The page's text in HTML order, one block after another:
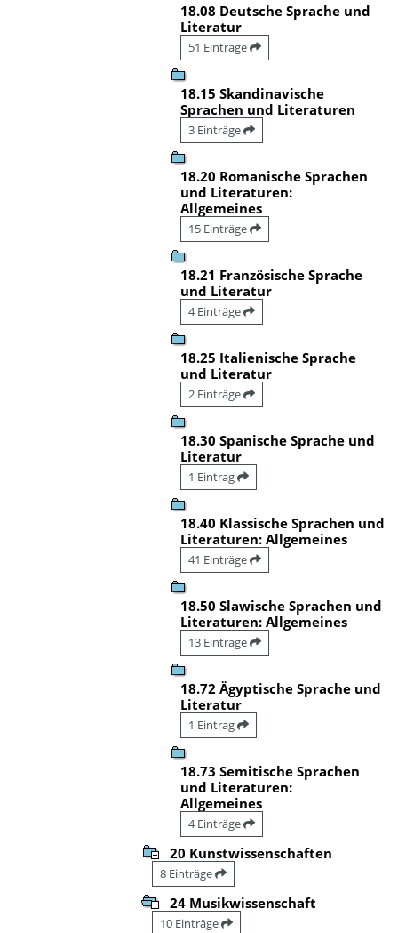
18.08 Deutsche Sprache und
Literatur
51 Einträge
18.15 Skandinavische
Sprachen und Literaturen
3 Einträge
18.20 Romanische Sprachen
und Literaturen:
Allgemeines
15 Einträge
18.21 Französische Sprache
und Literatur
4 Einträge
18.25 Italienische Sprache
und Literatur
2 Einträge
18.30 Spanische Sprache und
Literatur
1 Eintrag
18.40 Klassische Sprachen und
Literaturen: Allgemeines
41 Einträge
18.50 Slawische Sprachen und
Literaturen: Allgemeines
13 Einträge
18.72 Ägyptische Sprache und
Literatur
1 Eintrag
18.73 Semitische Sprachen
und Literaturen:
Allgemeines
4 Einträge
20 Kunstwissenschaften
8 Einträge
24 Musikwissenschaft
10 Einträge